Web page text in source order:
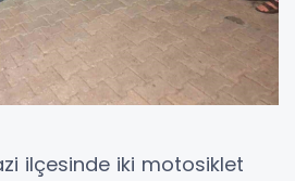
ilçesinde iki motosiklet